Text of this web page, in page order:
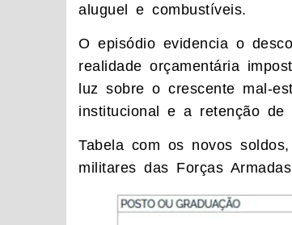
aluguel e combustíveis.
O episódio evidencia o
realidade orçamentária
luz sobre o crescente mal-
institucional e a retenção de
Tabela com os novos
militares das Forças Armadas